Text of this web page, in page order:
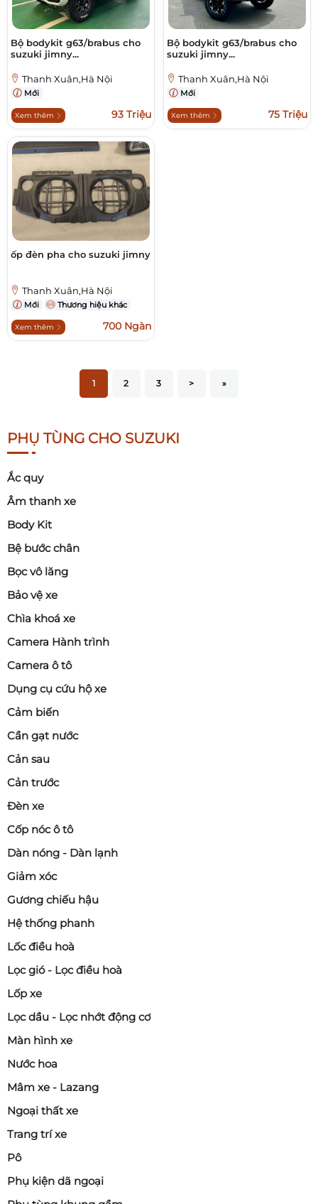
Bộ bodykit g63/brabus cho
suzuki jimny...
Thanh Xuân,Hà Nội
Mới
Xem thêm 93 Triệu
Bộ bodykit g63/brabus cho
suzuki jimny...
Thanh Xuân,Hà Nội
Mới
Xem thêm 75 Triệu
ốp đèn pha cho suzuki jimny
Thanh Xuân,Hà Nội
Mới Thương hiệu khác
Xem thêm 700 Ngàn
1 2 3 > »
PHỤ TÙNG CHO SUZUKI
Ắc quy
Âm thanh xe
Body Kit
Bệ bước chân
Bọc vô lăng
Bảo vệ xe
Chìa khoá xe
Camera Hành trình
Camera ô tô
Dụng cụ cứu hộ xe
Cảm biến
Cần gạt nước
Cản sau
Cản trước
Đèn xe
Cốp nóc ô tô
Dàn nóng - Dàn lạnh
Giảm xóc
Gương chiếu hậu
Hệ thống phanh
Lốc điều hoà
Lọc gió - Lọc điều hoà
Lốp xe
Lọc dầu - Lọc nhớt động cơ
Màn hình xe
Nước hoa
Mâm xe - Lazang
Ngoại thất xe
Trang trí xe
Pô
Phụ kiện dã ngoại